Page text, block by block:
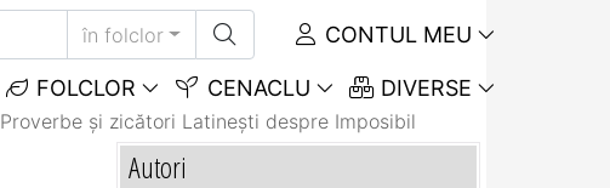
în folclor CONTUL MEU
FOLCLOR CENACLU DIVERSE
Proverbe și zicători Latineşti despre Imposibil
Autori